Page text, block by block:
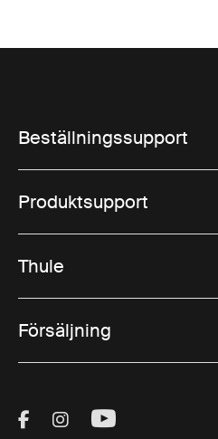
Beställningssupport
Produktsupport
Thule
Försäljning
Visit Thule on
Visit Thule on
Visit Thule